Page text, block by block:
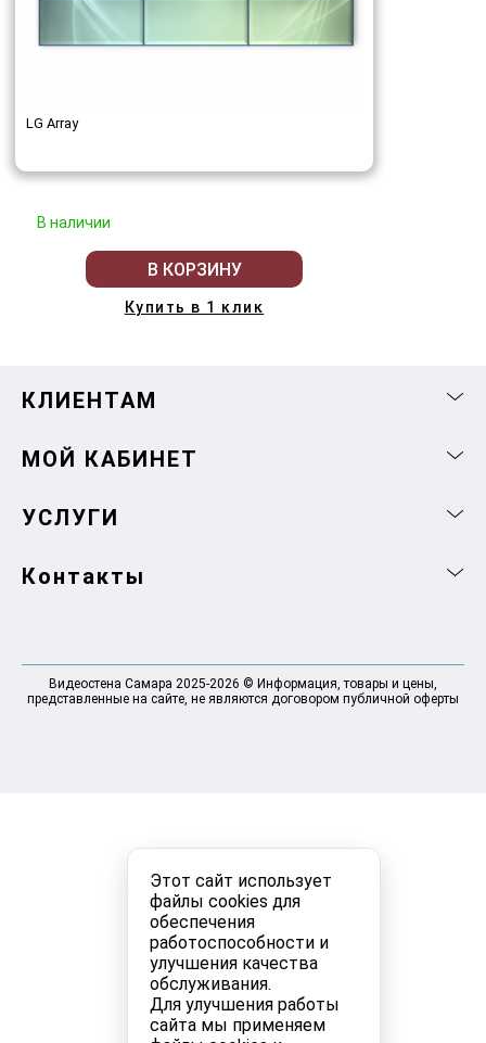
Этот сайт использует
файлы cookies для
обеспечения
работоспособности и
улучшения качества
обслуживания.
Для улучшения работы
сайта мы применяем
LG Array
В наличии
В КОРЗИНУ
Купить в 1 клик
КЛИЕНТАМ
МОЙ КАБИНЕТ
УСЛУГИ
Контакты
Видеостена Самара 2025-2026 © Информация, товары и цены,
представленные на сайте, не являются договором публичной оферты